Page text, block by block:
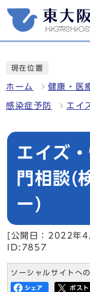
現在位置
ホーム 健康・医
感染症予防 エイ
エイズ
門相談(
ー)
[公開日：2022年4
ID:7857
ソーシャルサイトへ